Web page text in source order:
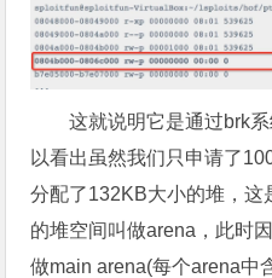
这就说明它是通过brk
以看出虽然我们只申请了
分配了132KB大小的堆，这
的堆空间叫做arena，此时
做main arena(每个arena中